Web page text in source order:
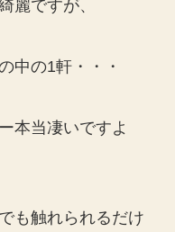
麗ですが、
中の1軒・・・
本当凄いですよ
も触れられるだけ